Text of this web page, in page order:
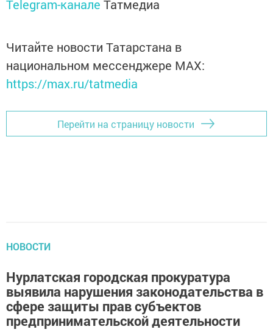
Telegram-канале Татмедиа
Читайте новости Татарстана в
национальном мессенджере MАХ:
https://max.ru/tatmedia
Перейти на страницу новости
НОВОСТИ
Нурлатская городская прокуратура
выявила нарушения законодательства в
сфере защиты прав субъектов
предпринимательской деятельности